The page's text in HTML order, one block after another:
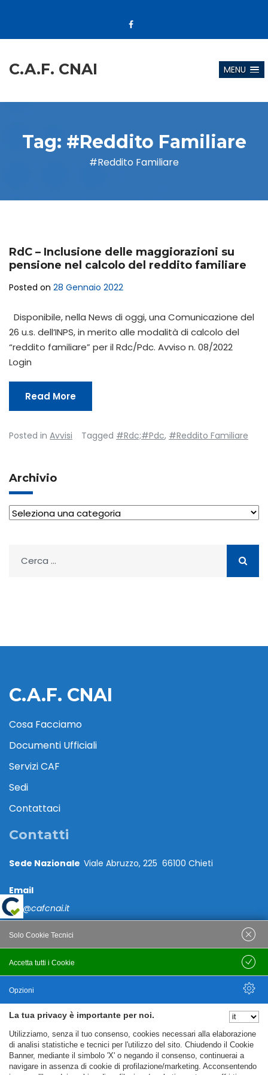
C.A.F. CNAI MENU
Tag: #Reddito Familiare
#Reddito Familiare
RdC – Inclusione delle maggiorazioni su
pensione nel calcolo del reddito familiare
Posted on 28 Gennaio 2022
Disponibile, nella News di oggi, una Comunicazione del
26 u.s. dell’INPS, in merito alle modalità di calcolo del
“reddito familiare” per il Rdc/Pdc. Avviso n. 08/2022
Login
Read More
Posted in Avvisi Tagged #Rdc;#Pdc, #Reddito Familiare
Archivio
Archivio
per:
C.A.F. CNAI
Cosa Facciamo
Documenti Ufficiali
Servizi CAF
Sedi
Contattaci
Contatti
Sede Nazionale Viale Abruzzo, 225 66100 Chieti
Email
caf@cafcnai.it
Posta Certificata
PRIVACY
Note Legali
Policy
La tua privacy è importante per noi.
Utilizziamo, senza il tuo consenso, cookies necessari alla elaborazione
di analisi statistiche e tecnici per l'utilizzo del sito. Chiudendo il Cookie
Banner, mediante il simbolo 'X' o negando il consenso, continuerai a
navigare in assenza di cookie di profilazione/marketing. Acconsentendo
Accetta tutti i Cookie
Solo Cookie Tecnici
Salva
Opzioni
Nascondi Opzioni